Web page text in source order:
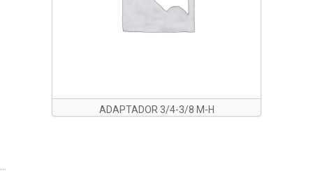
ADAPTADOR 3/4-3/8 M-H